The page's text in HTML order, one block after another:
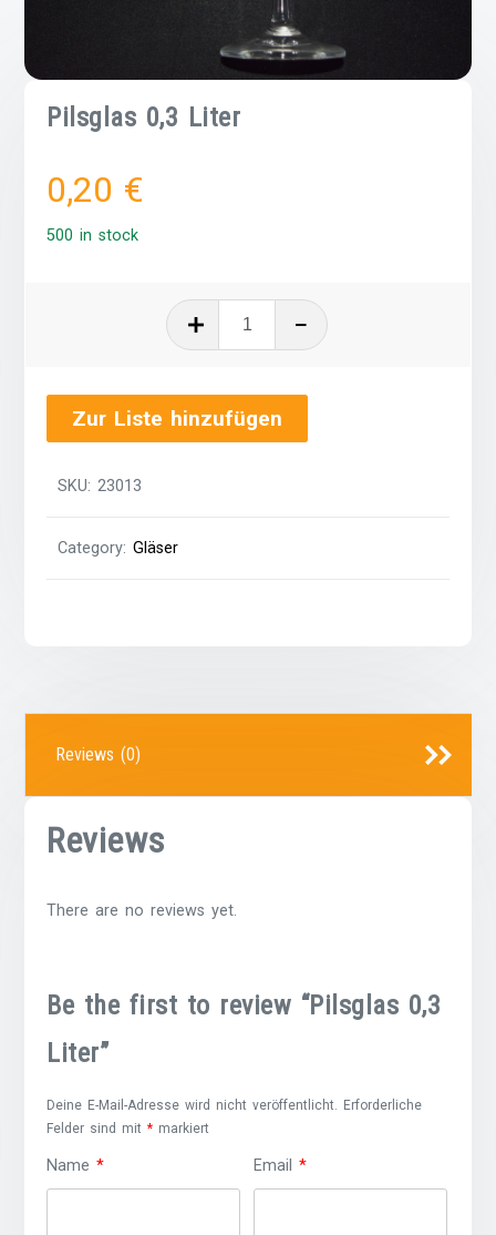
Pilsglas 0,3 Liter
0,20 €
500 in stock
quantity
Zur Liste hinzufügen
SKU:23013
Category:Gläser
Reviews (0)
Reviews
There are no reviews yet.
Be the first to review “Pilsglas 0,3
Liter”
Deine E-Mail-Adresse wird nicht veröffentlicht.
Erforderliche
Felder sind mit* markiert
Name* Email*